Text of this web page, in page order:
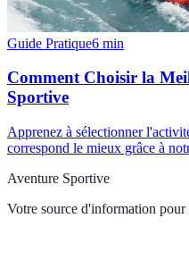
Guide Pratique6 min
Comment Choisir la
Sportive
Apprenez à sélectionner
correspond le mieux grâce à
Aventure Sportive
Votre source d'information pour